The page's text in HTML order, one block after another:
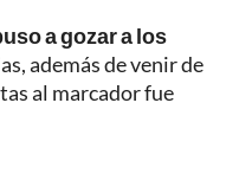
a gozar a los
además de venir de
al marcador fue